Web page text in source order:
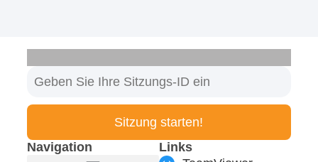
Navigation
Links
Sitzung starten!